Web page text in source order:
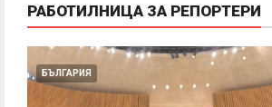
РАБОТИЛНИЦА ЗА РЕПОРТЕРИ
БЪЛГАРИЯ